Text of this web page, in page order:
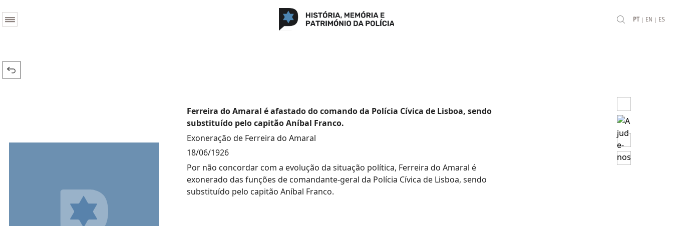
PT | EN | ES
Ferreira do Amaral é afastado do comando da Polícia Cívica de Lisboa, sendo
substituído pelo capitão Aníbal Franco.
Exoneração de Ferreira do Amaral
18/06/1926
Por não concordar com a evolução da situação política, Ferreira do Amaral é
exonerado das funções de comandante-geral da Polícia Cívica de Lisboa, sendo
substituído pelo capitão Aníbal Franco.